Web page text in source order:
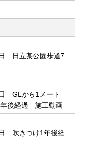
日立某公園歩道7
GLから1メート
後経過 施工動画
吹きつけ1年後経